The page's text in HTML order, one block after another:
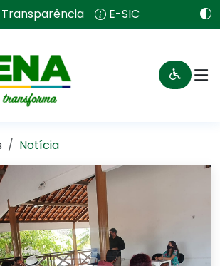
Transparência E-SIC
Notícia